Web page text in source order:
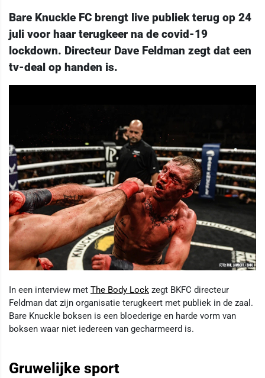
Bare Knuckle FC brengt live publiek terug op 24
juli voor haar terugkeer na de covid-19
lockdown. Directeur Dave Feldman zegt dat een
tv-deal op handen is.
In een interview met The Body Lock zegt BKFC directeur
Feldman dat zijn organisatie terugkeert met publiek in de zaal.
Bare Knuckle boksen is een bloederige en harde vorm van
boksen waar niet iedereen van gecharmeerd is.
Gruwelijke sport